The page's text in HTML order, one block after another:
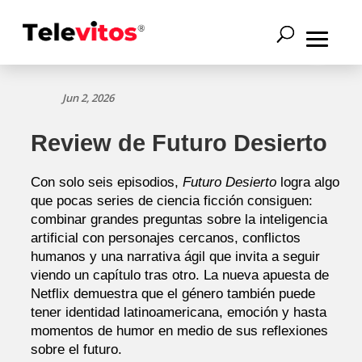
Jun 2, 2026
Review de Futuro Desierto
Con solo seis episodios, Futuro Desierto logra algo
que pocas series de ciencia ficción consiguen:
combinar grandes preguntas sobre la inteligencia
artificial con personajes cercanos, conflictos
humanos y una narrativa ágil que invita a seguir
viendo un capítulo tras otro. La nueva apuesta de
Netflix demuestra que el género también puede
tener identidad latinoamericana, emoción y hasta
momentos de humor en medio de sus reflexiones
sobre el futuro.